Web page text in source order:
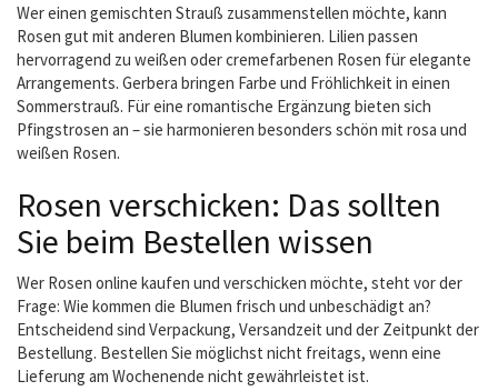
Wer einen gemischten Strauß zusammenstellen möchte, kann
Rosen gut mit anderen Blumen kombinieren. Lilien passen
hervorragend zu weißen oder cremefarbenen Rosen für elegante
Arrangements. Gerbera bringen Farbe und Fröhlichkeit in einen
Sommerstrauß. Für eine romantische Ergänzung bieten sich
Pfingstrosen an – sie harmonieren besonders schön mit rosa und
weißen Rosen.
Rosen verschicken: Das sollten
Sie beim Bestellen wissen
Wer Rosen online kaufen und verschicken möchte, steht vor der
Frage: Wie kommen die Blumen frisch und unbeschädigt an?
Entscheidend sind Verpackung, Versandzeit und der Zeitpunkt der
Bestellung. Bestellen Sie möglichst nicht freitags, wenn eine
Lieferung am Wochenende nicht gewährleistet ist.